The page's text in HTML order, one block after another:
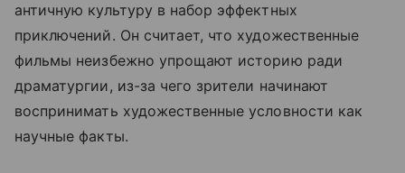
античную культуру в набор эффектных
приключений. Он считает, что художественные
фильмы неизбежно упрощают историю ради
драматургии, из-за чего зрители начинают
воспринимать художественные условности как
научные факты.